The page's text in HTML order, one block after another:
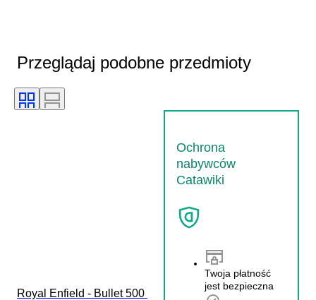
Przeglądaj podobne przedmioty
Ochrona
nabywców
Catawiki
Twoja płatność
jest bezpieczna
Royal Enfield - Bullet 500